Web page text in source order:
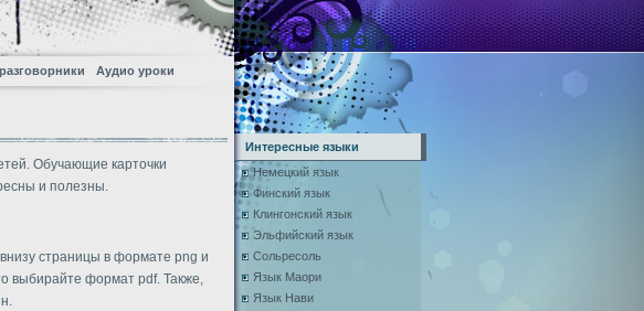
Аудио уроки
Обучающие карточки
и полезны.
страницы в формате png и
выбирайте формат pdf. Также,
Интересные языки
Немецкий язык
Финский язык
Клингонский язык
Эльфийский язык
Сольресоль
Язык Маори
Язык Нави